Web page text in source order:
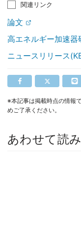
関連リンク
論文
高エネルギー加速器
ニュースリリース
※本記事は掲載時点の情報
めご了承ください。
あわせて読